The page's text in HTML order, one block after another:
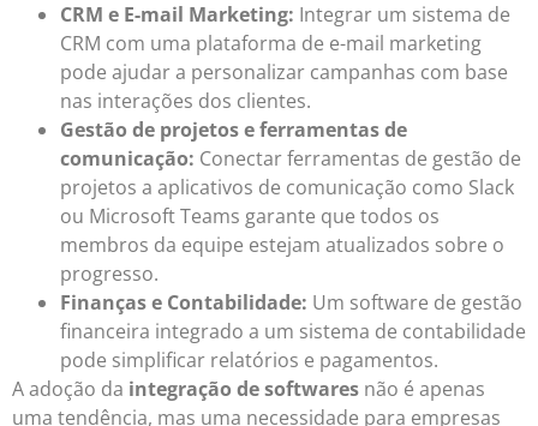
CRM e E-mail Marketing: Integrar um sistema de
CRM com uma plataforma de e-mail marketing
pode ajudar a personalizar campanhas com base
nas interações dos clientes.
Gestão de projetos e ferramentas de
comunicação: Conectar ferramentas de gestão de
projetos a aplicativos de comunicação como Slack
ou Microsoft Teams garante que todos os
membros da equipe estejam atualizados sobre o
progresso.
Finanças e Contabilidade: Um software de gestão
financeira integrado a um sistema de contabilidade
pode simplificar relatórios e pagamentos.
A adoção da integração de softwares não é apenas
uma tendência, mas uma necessidade para empresas